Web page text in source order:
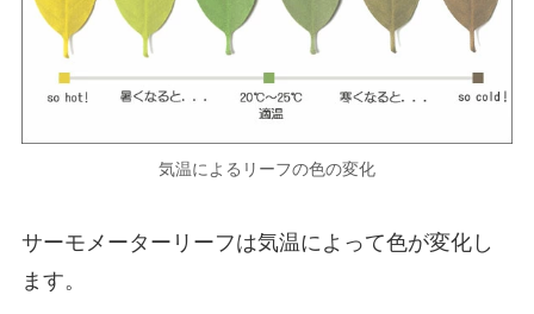
気温によるリーフの色の変化
サーモメーターリーフは気温によって色が変化し
ます。